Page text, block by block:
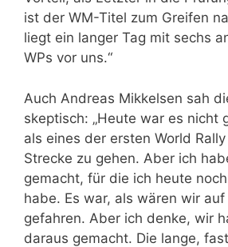
ist der WM-Titel zum Greifen
liegt ein langer Tag mit sechs
WPs vor uns.“
Auch Andreas Mikkelsen sah
skeptisch: „Heute war es nicht
als eines der ersten World
Strecke zu gehen. Aber ich
gemacht, für die ich heute
habe. Es war, als wären wir auf
gefahren. Aber ich denke, wir
daraus gemacht. Die lange,